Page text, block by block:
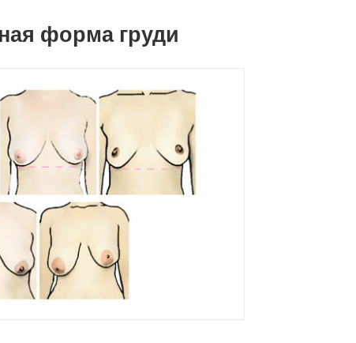
форма груди